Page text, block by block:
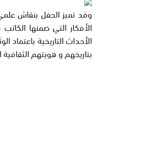
وقد تميز الحفل بنقاش
الأفكار التي ضمنها
الأحداث التاريخية باعتماد
بتاريخهم و هويتهم